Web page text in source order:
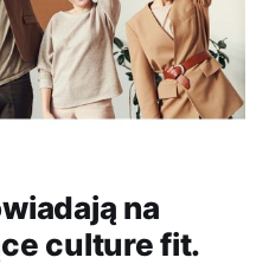
na
culture fit.